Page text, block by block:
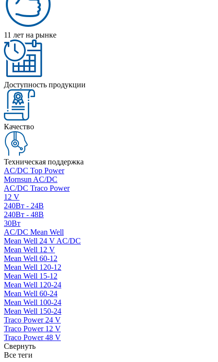
11 лет на рынке
Доступность продукции
Качество
Техническая поддержка
AC/DC Top Power
Mornsun AC/DC
AC/DC Traco Power
12 V
240Вт - 24В
240Вт - 48В
30Вт
AC/DC Mean Well
Mean Well 24 V AC/DC
Mean Well 12 V
Mean Well 60-12
Mean Well 120-12
Mean Well 15-12
Mean Well 120-24
Mean Well 60-24
Mean Well 100-24
Mean Well 150-24
Traco Power 24 V
Traco Power 12 V
Traco Power 48 V
Свернуть
Все теги